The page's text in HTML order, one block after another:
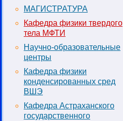
МАГИСТРАТУРА
Кафедра физики твердого
тела МФТИ
Научно-образовательные
центры
Кафедра физики
конденсированных сред
ВШЭ
Кафедра Астраханского
государственного